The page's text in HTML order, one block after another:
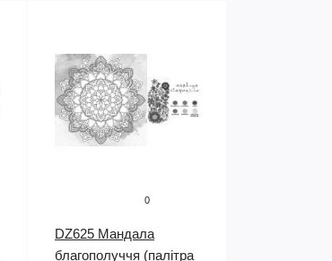
0
DZ625 Мандала
благополуччя (палітра